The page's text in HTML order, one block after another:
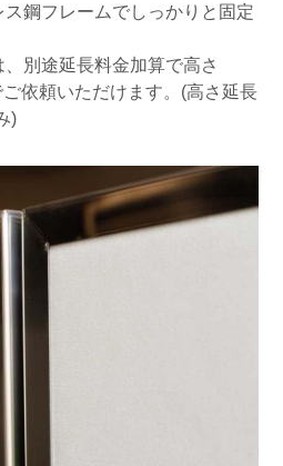
鋼フレームでしっかりと固定
別途延長料金加算で高さ
依頼いただけます。(高さ延長
)